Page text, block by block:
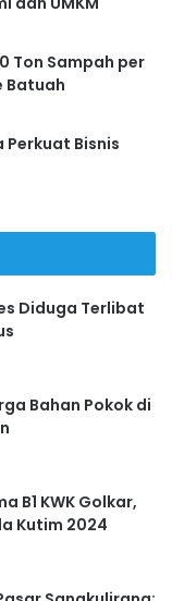
Ton Sampah per
Batuah
Perkuat Bisnis
Diduga Terlibat
Bahan Pokok di
B1 KWK Golkar,
Kutim 2024